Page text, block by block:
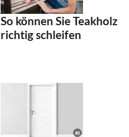
So können Sie Teakholz
richtig schleifen